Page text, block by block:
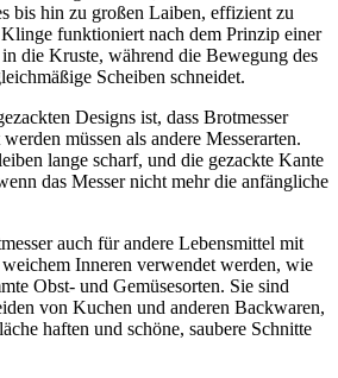
bis hin zu großen Laiben, effizient zu
funktioniert nach dem Prinzip einer
die Kruste, während die Bewegung des
Scheiben schneidet.
Designs ist, dass Brotmesser
müssen als andere Messerarten.
lange scharf, und die gezackte Kante
das Messer nicht mehr die anfängliche
auch für andere Lebensmittel mit
Inneren verwendet werden, wie
Obst- und Gemüsesorten. Sie sind
von Kuchen und anderen Backwaren,
haften und schöne, saubere Schnitte